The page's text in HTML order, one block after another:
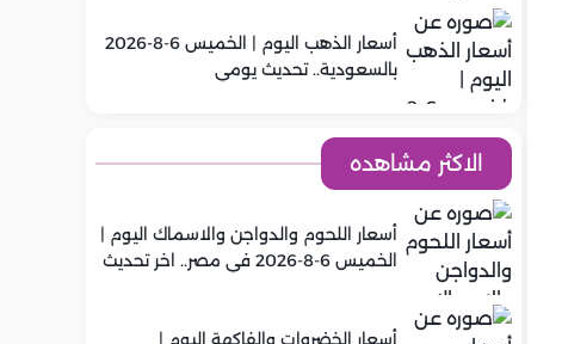
أسعار الذهب اليوم | الخميس 6-8-2026
بالسعودية.. تحديث يومي
الاكثر مشاهده
أسعار اللحوم والدواجن والاسماك اليوم |
الخميس 6-8-2026 في مصر.. اخر تحديث
أسعار الخضروات والفاكهة اليوم |